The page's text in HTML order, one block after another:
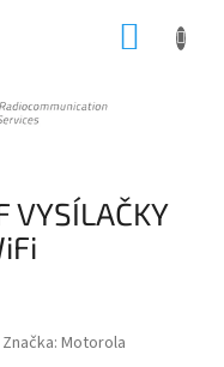
Značka: Motorola